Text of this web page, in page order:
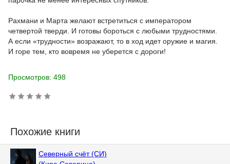
Рахмани и Марта желают встретиться с императором
четвертой тверди. И готовы бороться с любыми трудностями.
А если «трудности» возражают, то в ход идет оружие и магия.
И горе тем, кто вовремя не уберется с дороги!
Просмотров: 498
Похожие книги
Северный счёт (СИ)